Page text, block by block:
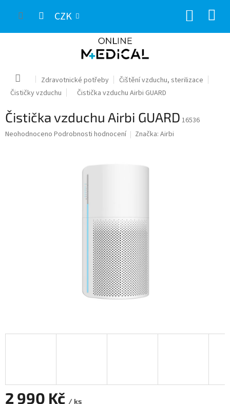
CZK
Domů Zdravotnické potřeby
Čištění vzduchu, sterilizace
Čističky vzduchu
Čistička vzduchu Airbi GUARD
Čistička vzduchu Airbi GUARD 16536
Průměrné
Neohodnoceno Podrobnosti hodnocení Značka: Airbi
2 990 Kč / ks